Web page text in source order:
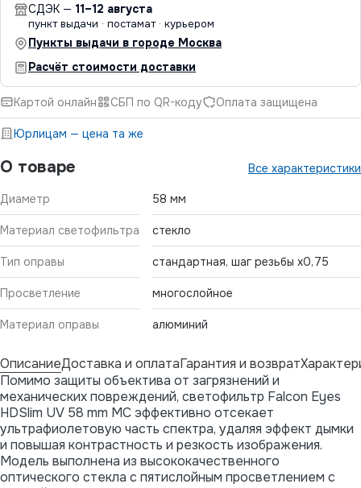
О товаре Все характеристики
Диаметр 58 мм
Материал светофильтра стекло
Тип оправы стандартная, шаг резьбы х0,75
Просветление многослойное
Материал оправы алюминий
СДЭК — 11–12 августа
пункт выдачи · постамат · курьером
Пункты выдачи в городе Москва
Расчёт стоимости доставки
Картой онлайн СБП по QR-коду Оплата защищена
Юрлицам — цена та же
ОписаниеДоставка и оплатаГарантия и возврат
Помимо защиты объектива от загрязнений и
механических повреждений, светофильтр Falcon Eyes
HDSlim UV 58 mm MC эффективно отсекает
ультрафиолетовую часть спектра, удаляя эффект дымки
и повышая контрастность и резкость изображения.
Модель выполнена из высококачественного
оптического стекла с пятислойным просветлением с